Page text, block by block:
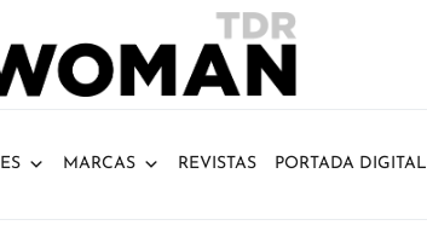
MARCAS REVISTAS PORTADA DIGITAL